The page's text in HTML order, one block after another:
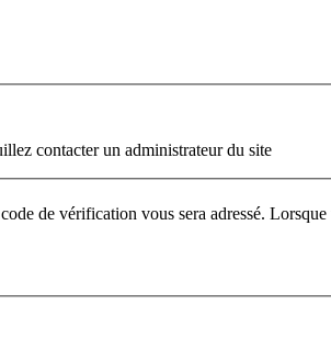
contacter un administrateur du site
de vérification vous sera adressé.